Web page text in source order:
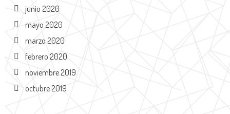
junio 2020
mayo 2020
marzo 2020
febrero 2020
noviembre 2019
octubre 2019